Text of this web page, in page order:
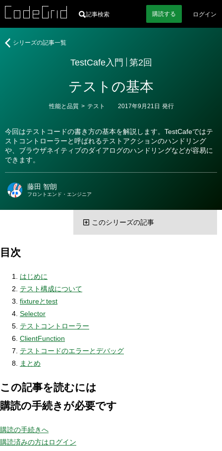
記事検索 購読する ログイン
TestCafe入門 第2回
テストの基本
今回はテストコードの書き方の基本を解説します。TestCafeではテ
ストコントローラーと呼ばれるテストアクションのハンドリング
や、ブラウザネイティブのダイアログのハンドリングなどが容易に
できます。
カ
ー
性能と品質 > テスト 2017年9月21日 発行
者
藤田 智朗
フロントエンド・エンジニア
TestCafe
シリーズの記事一覧
このシリーズの記事
目次
はじめに
テスト構成について
fixtureとtest
Selector
テストコントローラー
ClientFunction
テストコードのエラーとデバッグ
まとめ
この記事を読むには
購読の手続きが必要です
購読の手続きへ
購読済みの方はログイン